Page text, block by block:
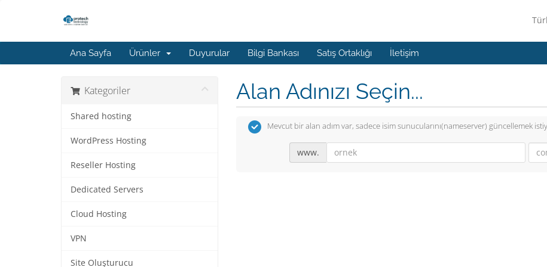
Ana Sayfa Ürünler Duyurular Bilgi Bankası Satış Ortaklığı İletişim
Kategoriler
Shared hosting
WordPress Hosting
Reseller Hosting
Dedicated Servers
Cloud Hosting
VPN
Site Oluşturucu
Alan Adınızı Seçin...
Mevcut bir alan adım var, sadece isim sunucularını(nameserver) güncellemek
www.